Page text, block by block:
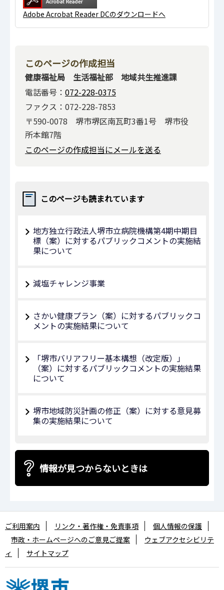
Adobe Acrobat Reader DCのダウンロードへ
このページの作成担当
健康福祉局 生活福祉部 地域共生推進課
電話番号： 072-228-0375
ファクス：072-228-7853
〒590-0078 堺市堺区南瓦町3番1号 堺市役
所本館7階
このページの作成担当にメールを送る
このページも読まれています
地方独立行政法人堺市立病院機構第4期中期目
標（案）に対するパブリックコメントの実施結
果について
減塩チャレンジ事業
さかい健康プラン（案）に対するパブリックコ
メントの実施結果について
「堺市バリアフリー基本構想（改定版）」
（案）に対するパブリックコメントの実施結果
について
堺市地域防災計画の修正（案）に対する意見募
集の実施結果について
情報が見つからないときは
ご利用案内 リンク・著作権・免責事項
個人情報の保護
市政・ホームページへのご意見ご提案
ウェブアクセシビリテ
ィ
サイトマップ